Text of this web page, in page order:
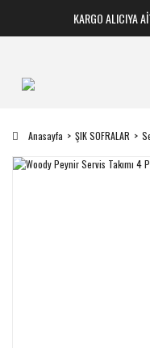
KARGO ALICIYA
Anasayfa ŞIK SOFRALAR